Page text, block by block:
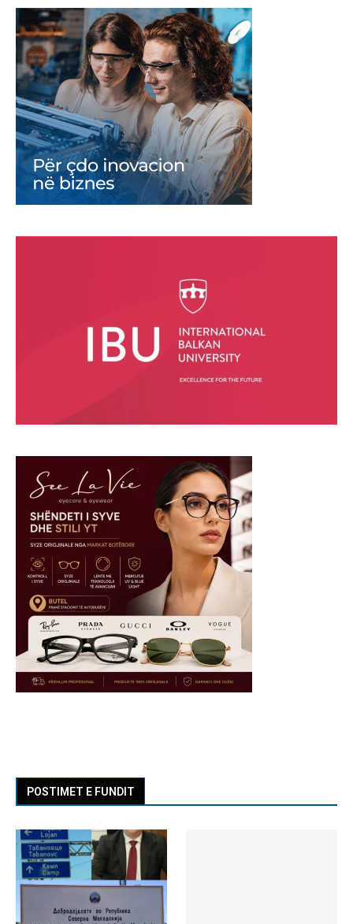
POSTIMET E FUNDIT